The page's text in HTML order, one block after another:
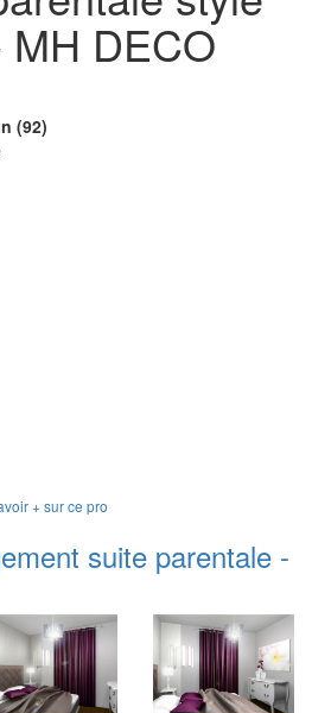
DECO
(92)
+ sur ce pro
suite parentale -